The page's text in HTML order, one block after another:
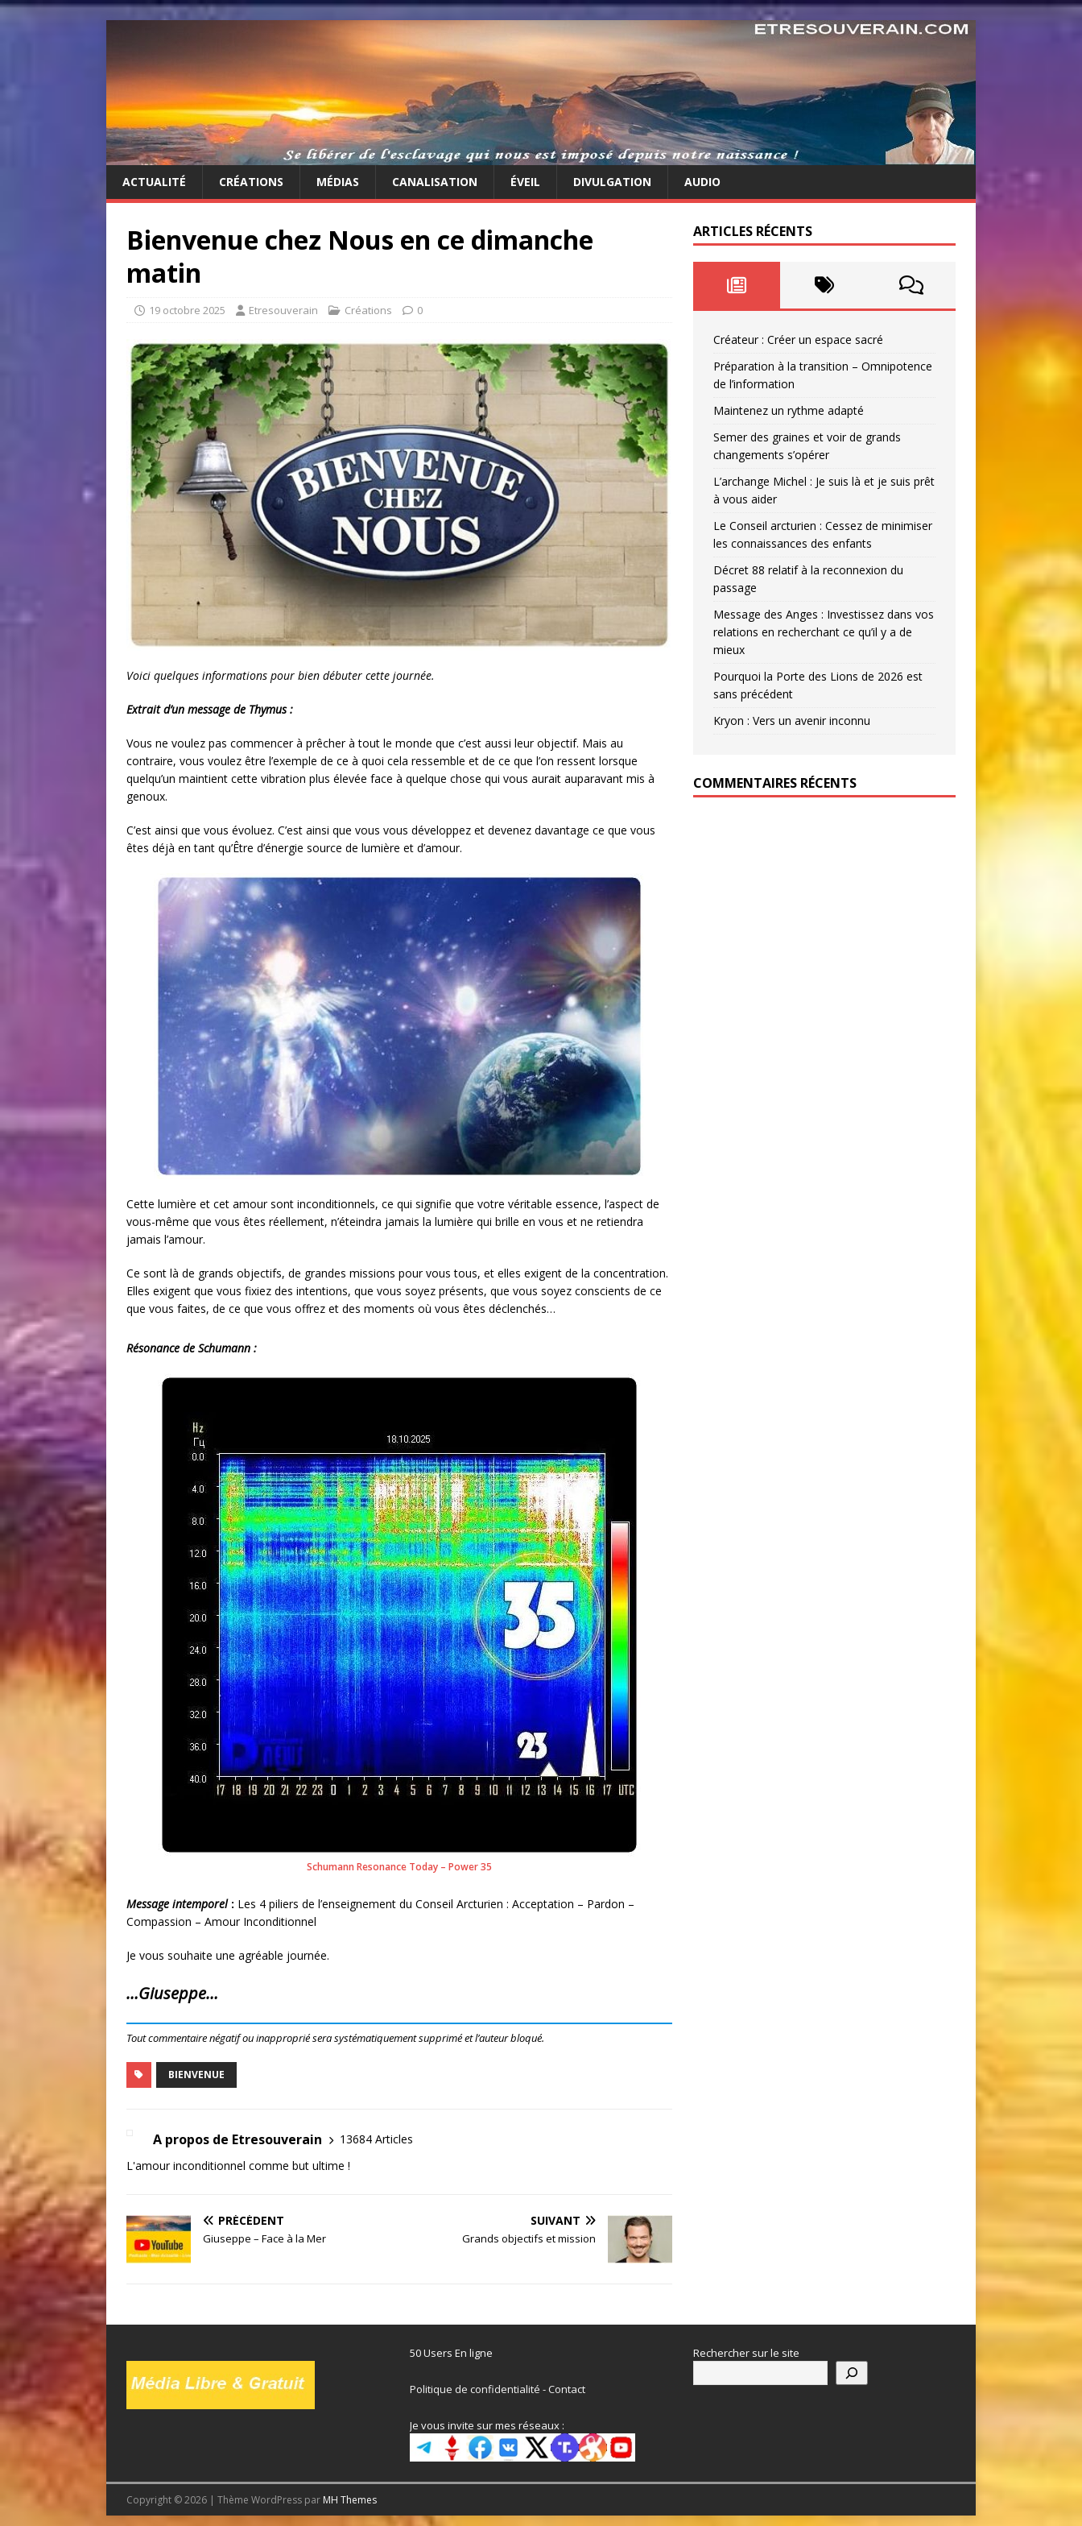
ACTUALITÉ CRÉATIONS MÉDIAS CANALISATION ÉVEIL DIVULGATION AUDIO
Bienvenue chez Nous en ce dimanche
matin
19 octobre 2025 Etresouverain Créations 0
Voici quelques informations pour bien débuter cette journée.
Extrait d’un message de Thymus :
Vous ne voulez pas commencer à prêcher à tout le monde que c’est aussi leur objectif. Mais au
contraire, vous voulez être l’exemple de ce à quoi cela ressemble et de ce que l’on ressent lorsque
quelqu’un maintient cette vibration plus élevée face à quelque chose qui vous aurait auparavant mis à
genoux.
C’est ainsi que vous évoluez. C’est ainsi que vous vous développez et devenez davantage ce que vous
êtes déjà en tant qu’Être d’énergie source de lumière et d’amour.
Cette lumière et cet amour sont inconditionnels, ce qui signifie que votre véritable essence, l’aspect de
vous-même que vous êtes réellement, n’éteindra jamais la lumière qui brille en vous et ne retiendra
jamais l’amour.
Ce sont là de grands objectifs, de grandes missions pour vous tous, et elles exigent de la concentration.
Elles exigent que vous fixiez des intentions, que vous soyez présents, que vous soyez conscients de ce
que vous faites, de ce que vous offrez et des moments où vous êtes déclenchés…
Résonance de Schumann :
Schumann Resonance Today – Power 35
Message intemporel: Les 4 piliers de l’enseignement du Conseil Arcturien : Acceptation – Pardon –
Compassion – Amour Inconditionnel
Je vous souhaite une agréable journée.
…Giuseppe…
Tout commentaire négatif ou inapproprié sera systématiquement supprimé et l’auteur bloqué.
BIENVENUE
A propos de Etresouverain
13684 Articles
L'amour inconditionnel comme but ultime !
PRÉCÉDENT
Giuseppe – Face à la Mer
SUIVANT
Grands objectifs et mission
ARTICLES RÉCENTS
Créateur : Créer un espace sacré
Préparation à la transition – Omnipotence
de l’information
Maintenez un rythme adapté
Semer des graines et voir de grands
changements s’opérer
L’archange Michel : Je suis là et je suis prêt
à vous aider
Le Conseil arcturien : Cessez de minimiser
les connaissances des enfants
Décret 88 relatif à la reconnexion du
passage
Message des Anges : Investissez dans vos
relations en recherchant ce qu’il y a de
mieux
Pourquoi la Porte des Lions de 2026 est
sans précédent
Kryon : Vers un avenir inconnu
COMMENTAIRES RÉCENTS
50 Users En ligne
Politique de confidentialité -Contact
Je vous invite sur mes réseaux :
Rechercher sur le site
Copyright © 2026 | Thème WordPress par MH Themes